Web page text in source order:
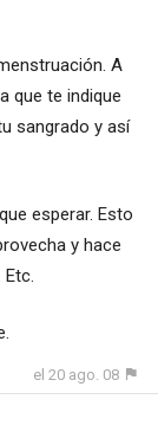
A
que te indique
sangrado y así
esperar. Esto
y hace
el 20 ago. 08